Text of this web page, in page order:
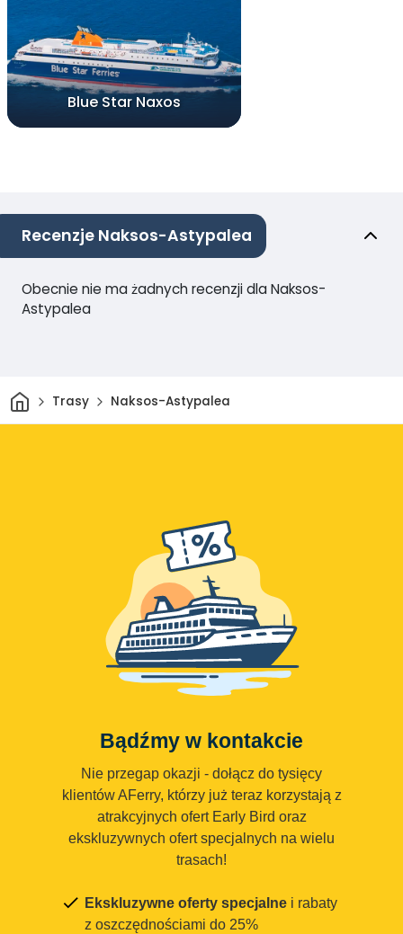
Blue Star Naxos
Recenzje Naksos-Astypalea
Obecnie nie ma żadnych recenzji dla Naksos-
Astypalea
DomTrasy Naksos-Astypalea
Bądźmy w kontakcie
Nie przegap okazji - dołącz do tysięcy
klientów AFerry, którzy już teraz korzystają z
atrakcyjnych ofert Early Bird oraz
ekskluzywnych ofert specjalnych na wielu
trasach!
Ekskluzywne oferty specjalne i rabaty
z oszczędnościami do 25%